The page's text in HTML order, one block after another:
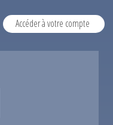
Accéder à votre compte